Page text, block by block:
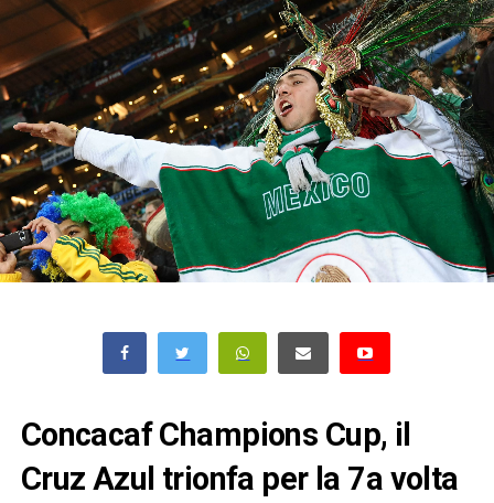
Concacaf Champions Cup, il
Cruz Azul trionfa per la 7a volta